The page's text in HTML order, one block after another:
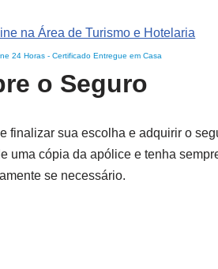
24 Horas- Certificado Entregue em Casa
o Seguro
finalizar sua escolha e adquirir o
uma cópia da apólice e tenha
se necessário.